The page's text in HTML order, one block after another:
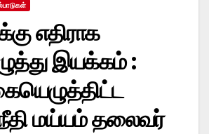
எதிராக
இயக்கம் :
மய்யம் தலைவர்